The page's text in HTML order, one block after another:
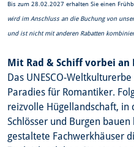
Bis zum 28.02.2027 erhalten Sie einen
wird im Anschluss an die Buchung von
und ist nicht mit anderen Rabatten
Mit Rad & Schiff vorbei an
Das UNESCO-
Paradies für Romantiker.
reizvolle Hügellandschaft,
Schlösser und Burgen
gestaltete Fachwerkhäuser